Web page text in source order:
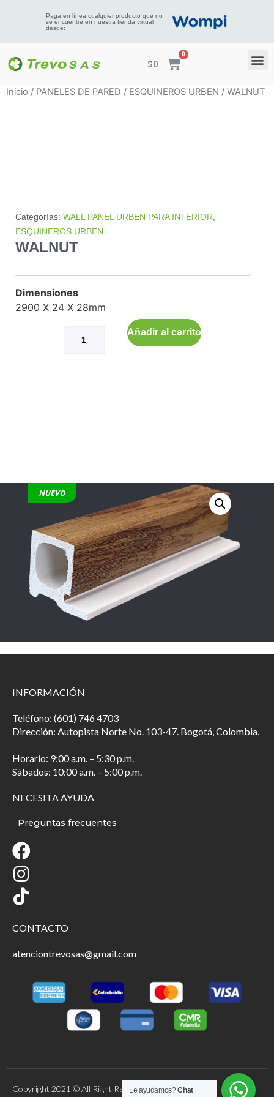
Paga en línea cualquier producto que no
se encuentre en nuestra tienda virtual
desde:
$0
Inicio / PANELES DE PARED / ESQUINEROS URBEN / WALNUT
Categorías: WALL PANEL URBEN PARA INTERIOR
ESQUINEROS URBEN
WALNUT
Dimensiones
2900 X 24 X 28mm
Añadir al carrito
NUEVO
INFORMACIÓN
Teléfono: (601) 746 4703
Dirección: Autopista Norte No. 103-47. Bogotá, Colombia.
Horario: 9:00 a.m. – 5:30 p.m.
Sábados: 10:00 a.m. – 5:00 p.m.
NECESITA AYUDA
Preguntas frecuentes
CONTACTO
atenciontrevosas@gmail.com
Copyright 2021 © All Right Reserved.Le ayudamos?Chat